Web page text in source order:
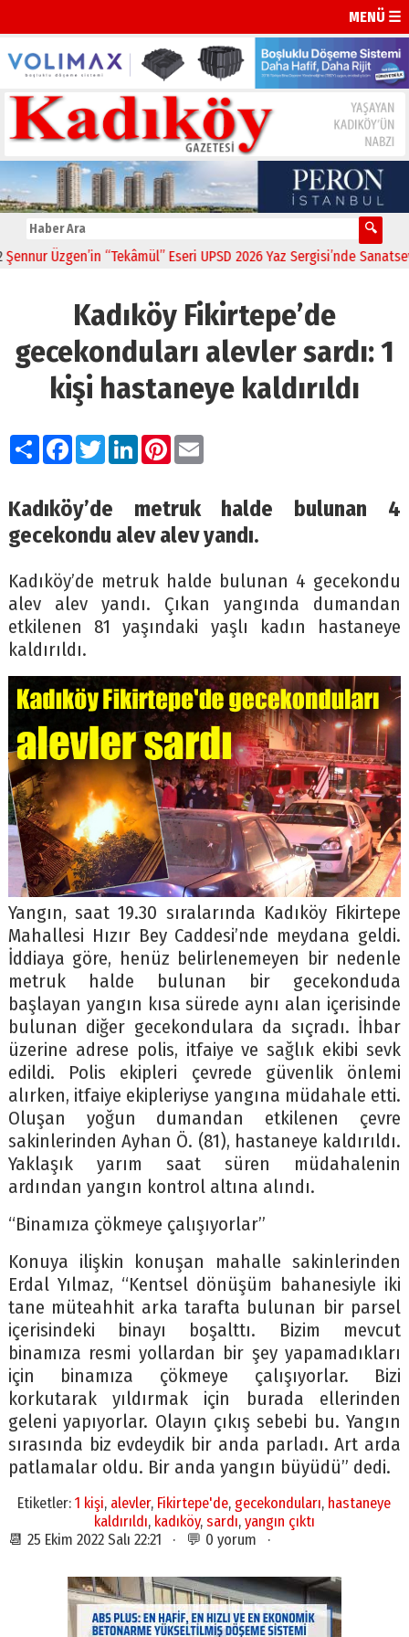
MENÜ ☰
Üzgen’in “Tekâmül” Eseri UPSD 2026 Yaz Sergisi’nde
Kadıköy Fikirtepe’de
gecekonduları alevler sardı: 1
kişi hastaneye kaldırıldı
PaylaşFacebook
TwitterLinkedIn
Pinterest
Email
Kadıköy’de metruk halde bulunan 4
gecekondu alev alev yandı.
Kadıköy’de metruk halde bulunan 4 gecekondu
alev alev yandı. Çıkan yangında dumandan
etkilenen 81 yaşındaki yaşlı kadın hastaneye
kaldırıldı.
Yangın, saat 19.30 sıralarında Kadıköy Fikirtepe
Mahallesi Hızır Bey Caddesi’nde meydana geldi.
İddiaya göre, henüz belirlenemeyen bir nedenle
metruk halde bulunan bir gecekonduda
başlayan yangın kısa sürede aynı alan içerisinde
bulunan diğer gecekondulara da sıçradı. İhbar
üzerine adrese polis, itfaiye ve sağlık ekibi sevk
edildi. Polis ekipleri çevrede güvenlik önlemi
alırken, itfaiye ekipleriyse yangına müdahale etti.
Oluşan yoğun dumandan etkilenen çevre
sakinlerinden Ayhan Ö. (81), hastaneye kaldırıldı.
Yaklaşık yarım saat süren müdahalenin
ardından yangın kontrol altına alındı.
“Binamıza çökmeye çalışıyorlar”
Konuya ilişkin konuşan mahalle sakinlerinden
Erdal Yılmaz, “Kentsel dönüşüm bahanesiyle iki
tane müteahhit arka tarafta bulunan bir parsel
içerisindeki binayı boşalttı. Bizim mevcut
binamıza resmi yollardan bir şey yapamadıkları
için binamıza çökmeye çalışıyorlar. Bizi
korkutarak yıldırmak için burada ellerinden
geleni yapıyorlar. Olayın çıkış sebebi bu. Yangın
sırasında biz evdeydik bir anda parladı. Art arda
patlamalar oldu. Bir anda yangın büyüdü” dedi.
Etiketler:1 kişi, alevler, Fikirtepe'de, gecekonduları, hastaneye
kaldırıldı, kadıköy, sardı, yangın çıktı
📆 25 Ekim 2022 Salı 22:21 · 💬 0 yorum ·